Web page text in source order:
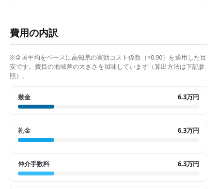
費用の内訳
※全国平均をベースに高知県の実効コスト係数（×0.90）を適用した目
安です。費目の地域差の大きさを加味しています（算出方法は下記参
照）。
敷金 6.3万円
礼金 6.3万円
仲介手数料 6.3万円